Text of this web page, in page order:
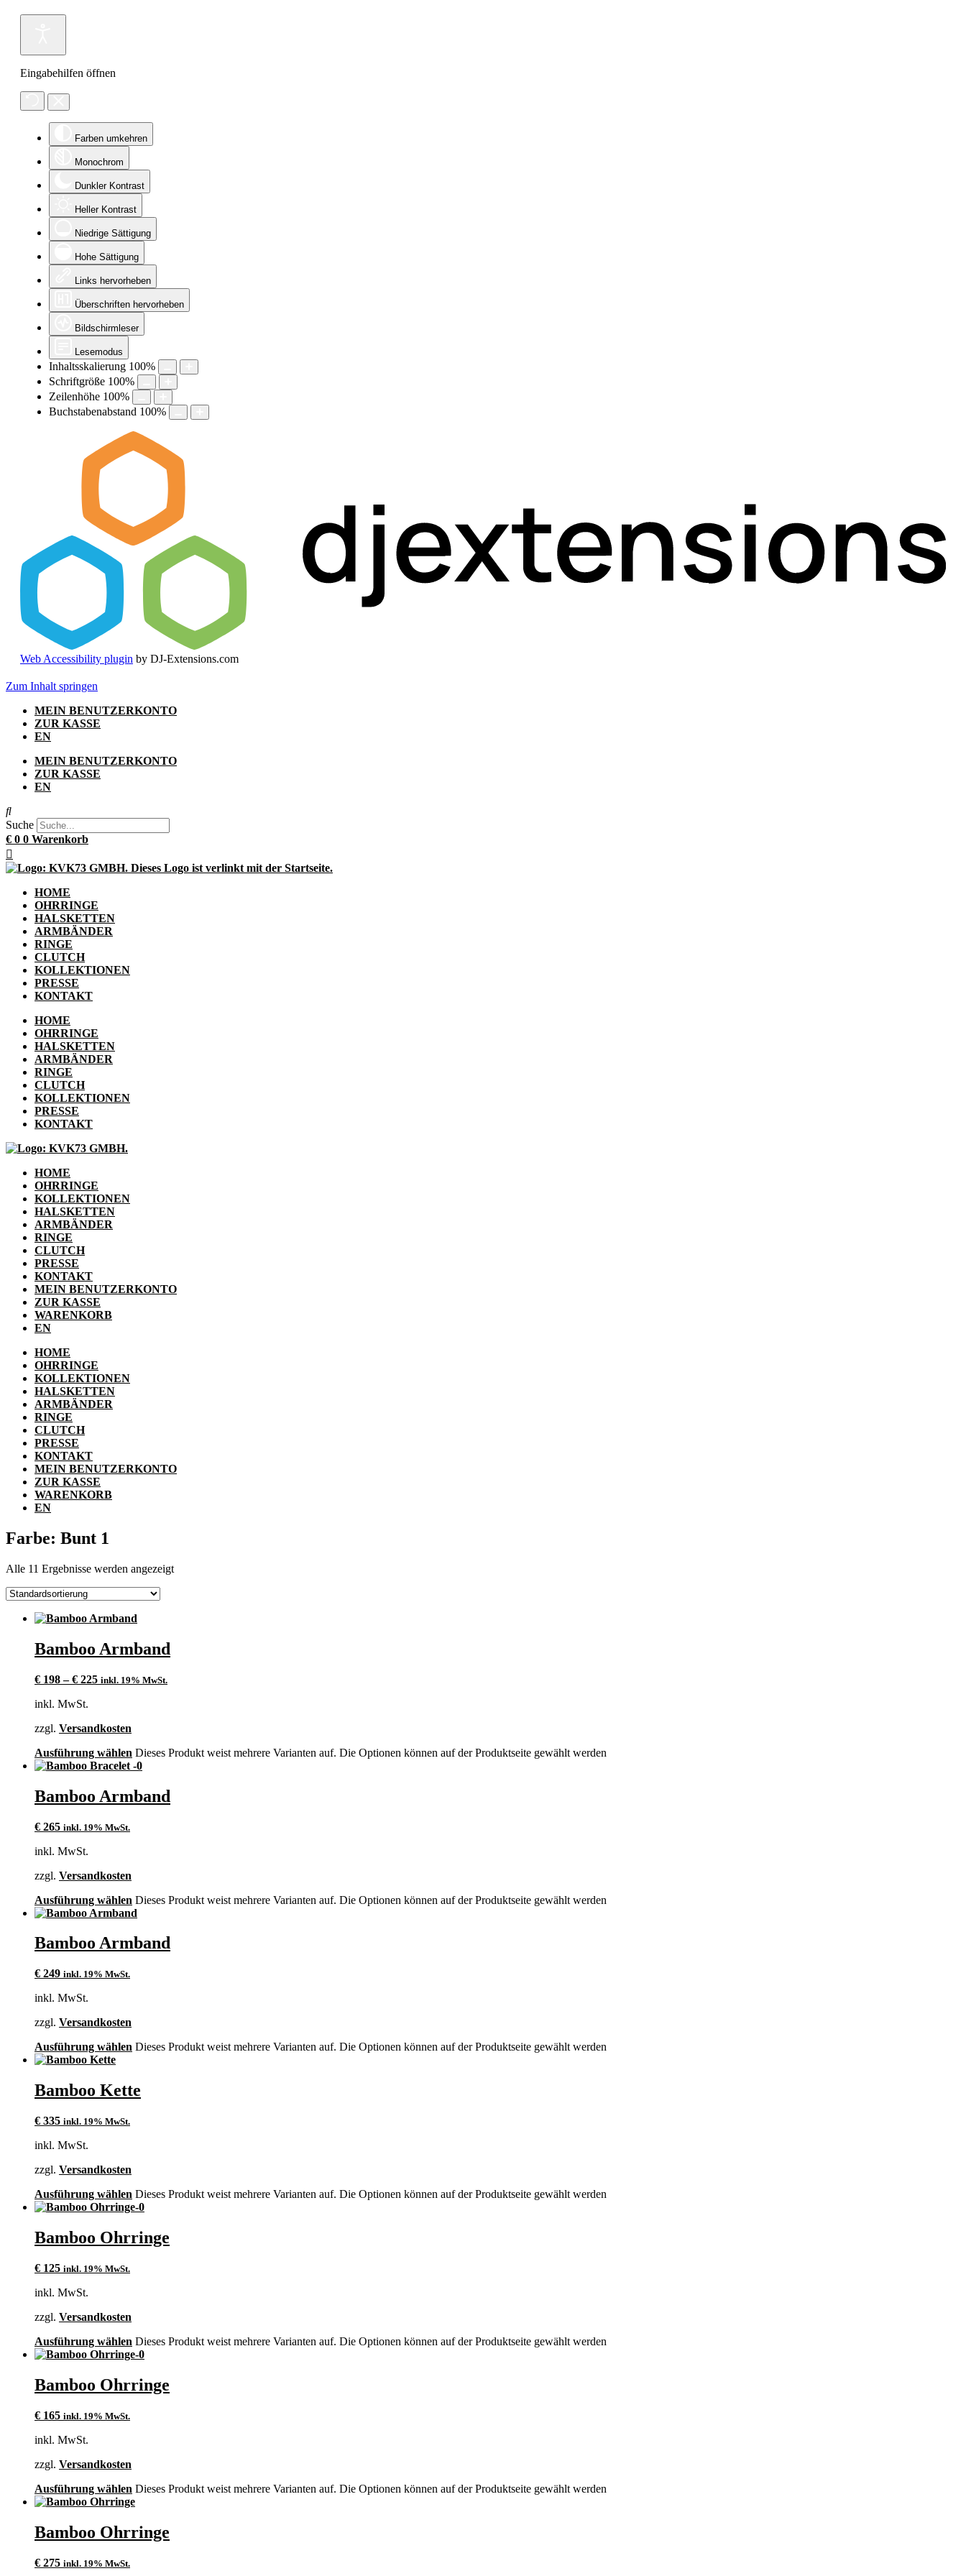
Eingabehilfen öffnen
Farben umkehren
Monochrom
Dunkler Kontrast
Heller Kontrast
Niedrige Sättigung
Hohe Sättigung
Links hervorheben
Überschriften hervorheben
Bildschirmleser
Lesemodus
Inhaltsskalierung 100%
Schriftgröße 100%
Zeilenhöhe 100%
Buchstabenabstand 100%
Web Accessibility plugin by DJ-Extensions.com
Zum Inhalt springen
MEIN BENUTZERKONTO
ZUR KASSE
EN
MEIN BENUTZERKONTO
ZUR KASSE
EN
Suche
€ 0 0 Warenkorb
HOME
OHRRINGE
HALSKETTEN
ARMBÄNDER
RINGE
CLUTCH
KOLLEKTIONEN
PRESSE
KONTAKT
HOME
OHRRINGE
HALSKETTEN
ARMBÄNDER
RINGE
CLUTCH
KOLLEKTIONEN
PRESSE
KONTAKT
HOME
OHRRINGE
KOLLEKTIONEN
HALSKETTEN
ARMBÄNDER
RINGE
CLUTCH
PRESSE
KONTAKT
MEIN BENUTZERKONTO
ZUR KASSE
WARENKORB
EN
HOME
OHRRINGE
KOLLEKTIONEN
HALSKETTEN
ARMBÄNDER
RINGE
CLUTCH
PRESSE
KONTAKT
MEIN BENUTZERKONTO
ZUR KASSE
WARENKORB
EN
Farbe: Bunt 1
Alle 11 Ergebnisse werden angezeigt
Bamboo Armband
€ 198–€ 225 inkl. 19% MwSt.
inkl. MwSt.
zzgl. Versandkosten
Ausführung wählen Dieses Produkt weist mehrere Varianten auf. Die Optionen können auf der Produktseite gewählt werden
Bamboo Armband
€ 265 inkl. 19% MwSt.
inkl. MwSt.
zzgl. Versandkosten
Ausführung wählen Dieses Produkt weist mehrere Varianten auf. Die Optionen können auf der Produktseite gewählt werden
Bamboo Armband
€ 249 inkl. 19% MwSt.
inkl. MwSt.
zzgl. Versandkosten
Ausführung wählen Dieses Produkt weist mehrere Varianten auf. Die Optionen können auf der Produktseite gewählt werden
Bamboo Kette
€ 335 inkl. 19% MwSt.
inkl. MwSt.
zzgl. Versandkosten
Ausführung wählen Dieses Produkt weist mehrere Varianten auf. Die Optionen können auf der Produktseite gewählt werden
Bamboo Ohrringe
€ 125 inkl. 19% MwSt.
inkl. MwSt.
zzgl. Versandkosten
Ausführung wählen Dieses Produkt weist mehrere Varianten auf. Die Optionen können auf der Produktseite gewählt werden
Bamboo Ohrringe
€ 165 inkl. 19% MwSt.
inkl. MwSt.
zzgl. Versandkosten
Ausführung wählen Dieses Produkt weist mehrere Varianten auf. Die Optionen können auf der Produktseite gewählt werden
Bamboo Ohrringe
€ 275 inkl. 19% MwSt.